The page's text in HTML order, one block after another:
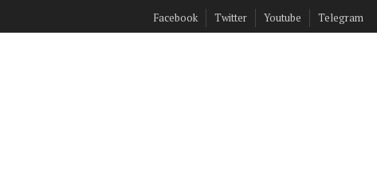
al
Facebook Twitter Youtube Telegram